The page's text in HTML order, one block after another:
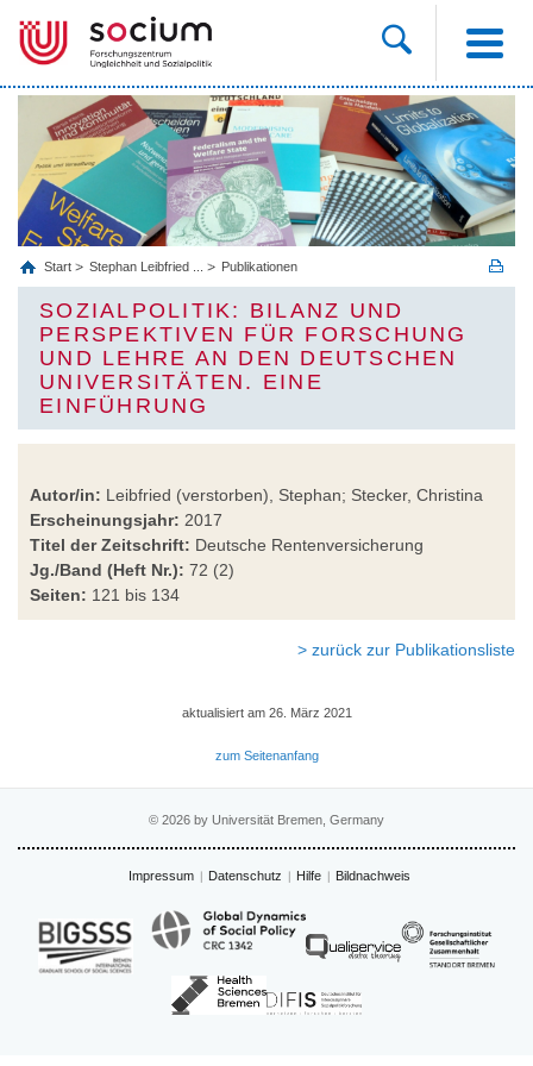
Start Stephan Leibfried ... Publikationen
SOZIALPOLITIK: BILANZ UND
PERSPEKTIVEN FÜR FORSCHUNG
UND LEHRE AN DEN DEUTSCHEN
UNIVERSITÄTEN. EINE
EINFÜHRUNG
Autor/in: Leibfried (verstorben), Stephan; Stecker, Christina
Erscheinungsjahr: 2017
Titel der Zeitschrift: Deutsche Rentenversicherung
Jg./Band (Heft Nr.): 72 (2)
Seiten: 121 bis 134
> zurück zur Publikationsliste
aktualisiert am 26. März 2021
zum Seitenanfang
© 2026 by Universität Bremen, Germany
Impressum Datenschutz Hilfe Bildnachweis